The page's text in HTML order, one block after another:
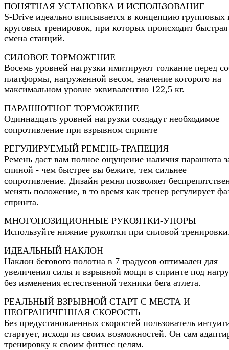
ПОНЯТНАЯ УСТАНОВКА И ИСПОЛЬЗОВАНИЕ
S-Drive идеально вписывается в концепцию групповых
круговых тренировок, при которых происходит быстрая
смена станций.
СИЛОВОЕ ТОРМОЖЕНИЕ
Восемь уровней нагрузки имитируют толкание перед
платформы, нагруженной весом, значение которого на
максимальном уровне эквивалентно 122,5 кг.
ПАРАШЮТНОЕ ТОРМОЖЕНИЕ
Одиннадцать уровней нагрузки создадут необходимое
сопротивление при взрывном спринте
РЕГУЛИРУЕМЫЙ РЕМЕНЬ-ТРАПЕЦИЯ
Ремень даст вам полное ощущение наличия парашюта
спиной - чем быстрее вы бежите, тем сильнее
сопротивление. Дизайн ремня позволяет
менять положение, в то время как тренер регулирует
спринта.
МНОГОПОЗИЦИОННЫЕ РУКОЯТКИ-УПОРЫ
Используйте нижние рукоятки при силовой
ИДЕАЛЬНЫЙ НАКЛОН
Наклон бегового полотна в 7 градусов оптимален для
увеличения силы и взрывной мощи в спринте под
без изменения естественной техники бега атлета.
РЕАЛЬНЫЙ ВЗРЫВНОЙ СТАРТ С МЕСТА И
НЕОГРАНИЧЕННАЯ СКОРОСТЬ
Без предустановленных скоростей пользователь
стартует, исходя из своих возможностей. Он сам
тренировку к своим фитнес целям.